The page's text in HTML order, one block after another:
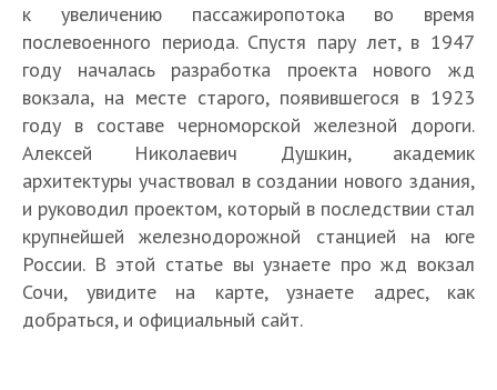
к увеличению пассажиропотока во время
послевоенного периода. Спустя пару лет, в 1947
году началась разработка проекта нового жд
вокзала, на месте старого, появившегося в 1923
году в составе черноморской железной дороги.
Алексей Николаевич Душкин, академик
архитектуры участвовал в создании нового здания,
и руководил проектом, который в последствии стал
крупнейшей железнодорожной станцией на юге
России. В этой статье вы узнаете про жд вокзал
Сочи, увидите на карте, узнаете адрес, как
добраться, и официальный сайт.